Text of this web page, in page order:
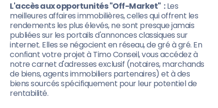
L'accès aux opportunités "Off-Market" :Les
meilleures affaires immobilières, celles qui offrent les
rendements les plus élevés, ne sont presque jamais
publiées sur les portails d'annonces classiques sur
internet. Elles se négocient en réseau, de gré à gré. En
confiant votre projet à Timo Conseil, vous accédez à
notre carnet d'adresses exclusif (notaires, marchands
de biens, agents immobiliers partenaires) et à des
biens sourcés spécifiquement pour leur potentiel de
rentabilité.